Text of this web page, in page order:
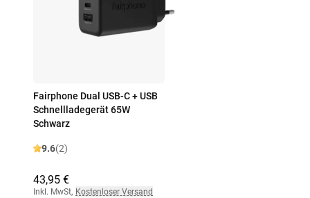
Fairphone Dual USB-C + USB
Schnellladegerät 65W
Schwarz
9.6(2)
43,95 €
Inkl. MwSt, Kostenloser Versand